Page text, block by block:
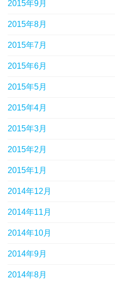
2015年9月
2015年8月
2015年7月
2015年6月
2015年5月
2015年4月
2015年3月
2015年2月
2015年1月
2014年12月
2014年11月
2014年10月
2014年9月
2014年8月